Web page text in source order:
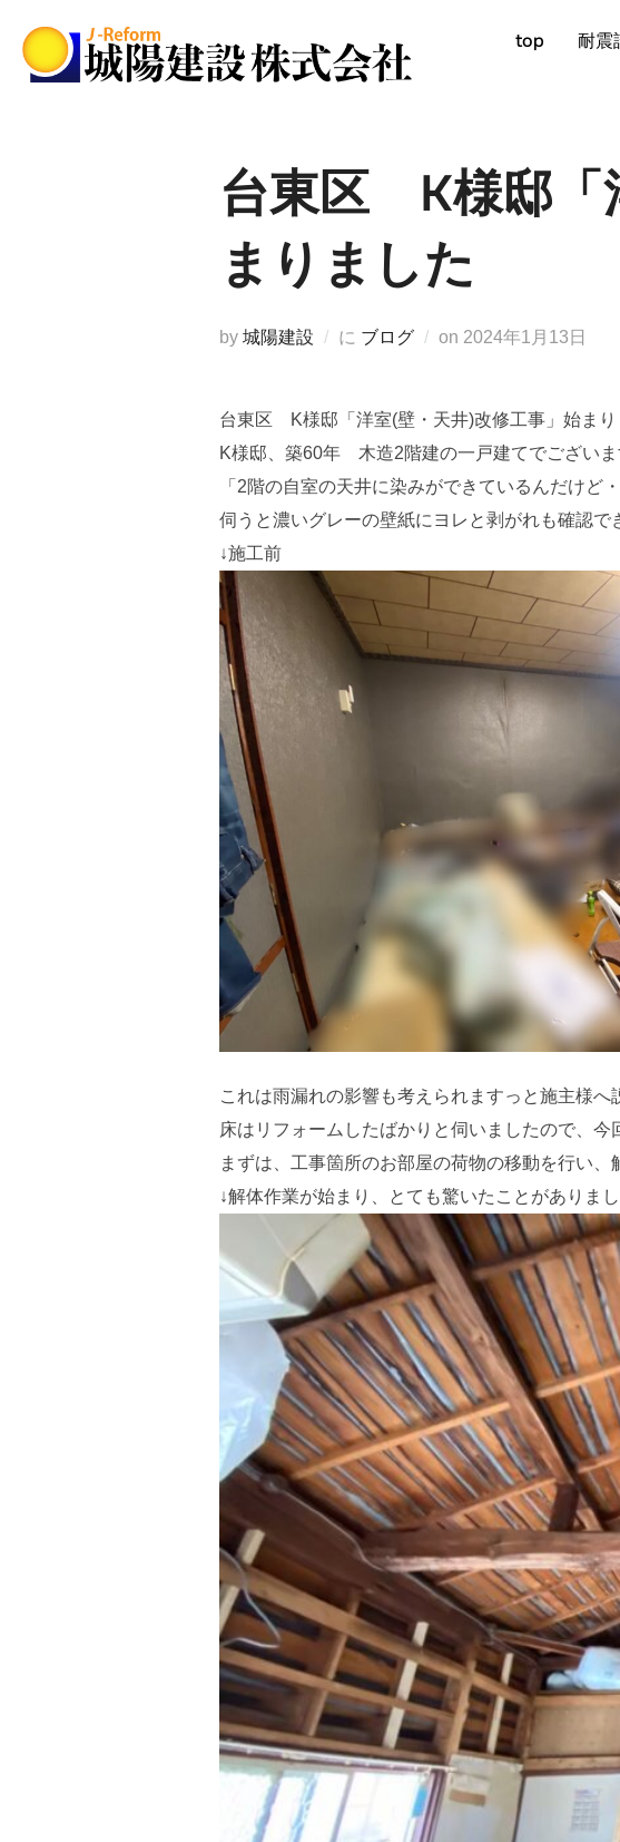
top 耐震
台東区 K様邸「
まりました
by 城陽建設 に ブログ on 投
2024年1月13日
台東区 K様邸「洋室(壁・天井)改修工事」始まり
K様邸、築60年 木造2階建の一戸建てでございま
「2階の自室の天井に染みができているんだけど
伺うと濃いグレーの壁紙にヨレと剥がれも確認で
↓施工前
これは雨漏れの影響も考えられますっと施主様へ
床はリフォームしたばかりと伺いましたので、
まずは、工事箇所のお部屋の荷物の移動を行い、
↓解体作業が始まり、とても驚いたことがありま